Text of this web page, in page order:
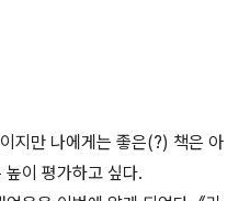
지만 나에게는 좋은(?) 책은 아
이 평가하고 싶다.